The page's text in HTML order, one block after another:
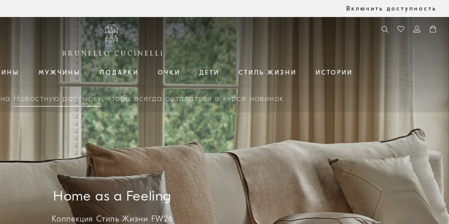
Включить доступность
МУЖЧИНЫ ПОДАРКИ ОЧКИ ДЕТИ СТИЛЬ ЖИЗНИ ИСТОРИИ
Новостную рассылку, чтобы всегда оставаться в курсе новинок
Home as a Feeling
Коллекция Стиль Жизни FW26